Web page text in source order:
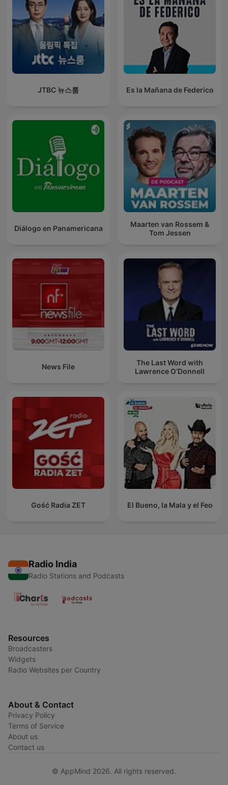
JTBC 뉴스룸 Es la Mañana de Federico
Diálogo en Panamericana
Maarten van Rossem &
Tom Jessen
News File
The Last Word with
Lawrence O’Donnell
Gość Radia ZET El Bueno, la Mala y el Feo
Radio India
Radio Stations and Podcasts
Resources
Broadcasters
Widgets
Radio Websites per Country
About & Contact
Privacy Policy
Terms of Service
About us
Contact us
© AppMind 2026. All rights reserved.